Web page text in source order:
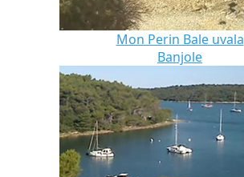
Mon Perin Bale uvala
Banjole